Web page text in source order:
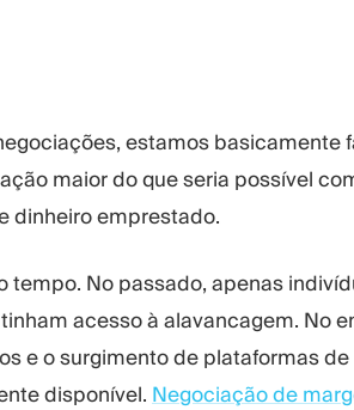
estamos basicamente
maior do que seria possível
dinheiro emprestado.
tempo. No passado, apenas
acesso à alavancagem. No
e o surgimento de plataformas
disponível. Negociação de